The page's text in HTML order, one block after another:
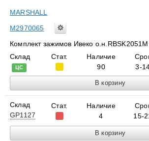
MARSHALL
M2970065
Комплект зажимов Ивеко
Склад
ЦС
Стат.
Наличие
90
3-
Склад
GP1127
Стат.
Наличие
4
15-